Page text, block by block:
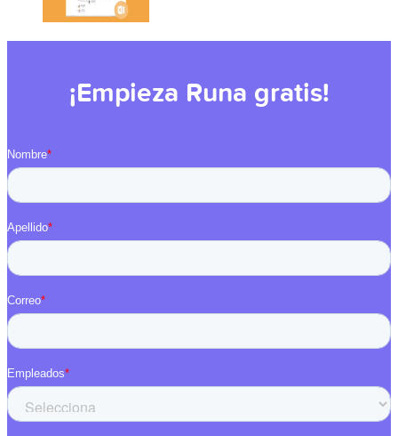
¡Empieza Runa gratis!